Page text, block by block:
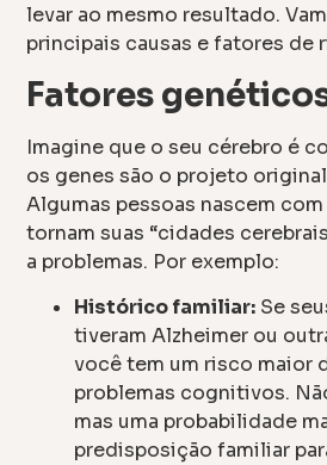
levar ao mesmo resultado.
principais causas e fatores de
Fatores
Imagine que o seu cérebro é
os genes são o projeto
Algumas pessoas nascem
tornam suas “cidades
a problemas. Por exemplo:
Histórico familiar: Se
tiveram Alzheimer ou
você tem um risco maior
problemas cognitivos.
mas uma probabilidade
predisposição familiar